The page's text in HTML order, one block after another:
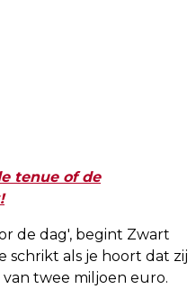
tenue of de
de dag', begint Zwart
schrikt als je hoort dat zij
twee miljoen euro.